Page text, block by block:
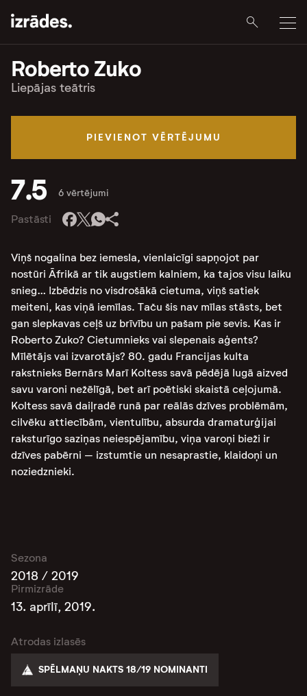
Roberto Zuko
Liepājas teātris
PIEVIENOT VĒRTĒJUMU
7.5 6 vērtējumi
Pastāsti
Viņš nogalina bez iemesla, vienlaicīgi sapņojot par
nostūri Āfrikā ar tik augstiem kalniem, ka tajos visu laiku
snieg… Izbēdzis no visdrošākā cietuma, viņš satiek
meiteni, kas viņā iemīlas. Taču šis nav mīlas stāsts, bet
gan slepkavas ceļš uz brīvību un pašam pie sevis. Kas ir
Roberto Zuko? Cietumnieks vai slepenais aģents?
Mīlētājs vai izvarotājs? 80. gadu Francijas kulta
rakstnieks Bernārs Marī Koltess savā pēdējā lugā aizved
savu varoni nežēlīgā, bet arī poētiski skaistā ceļojumā.
Koltess savā daiļradē runā par reālās dzīves problēmām,
cilvēku attiecībām, vientulību, absurda dramaturģijai
raksturīgo saziņas neiespējamību, viņa varoņi bieži ir
dzīves pabērni – izstumtie un nesaprastie, klaidoņi un
noziedznieki.
Sezona
2018 / 2019
Pirmizrāde
13. aprīlī, 2019.
Atrodas izlasēs
SPĒLMAŅU NAKTS 18/19 NOMINANTI